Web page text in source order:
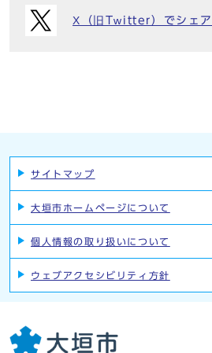
X（旧Twitter）でシェア
サイトマップ
大垣市ホームページについて
個人情報の取り扱いについて
ウェブアクセシビリティ方針